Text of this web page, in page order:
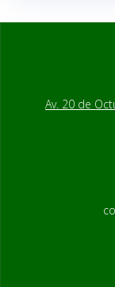
Av. 20 de